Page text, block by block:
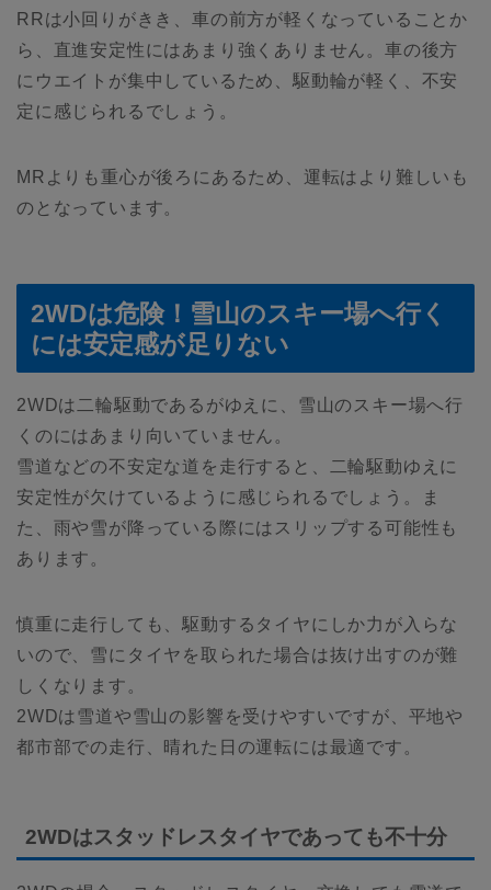
RRは小回りがきき、車の前方が軽くなっていることか
ら、直進安定性にはあまり強くありません。車の後方
にウエイトが集中しているため、駆動輪が軽く、不安
定に感じられるでしょう。
MRよりも重心が後ろにあるため、運転はより難しいも
のとなっています。
2WDは危険！雪山のスキー場へ行く
には安定感が足りない
2WDは二輪駆動であるがゆえに、雪山のスキー場へ行
くのにはあまり向いていません。
雪道などの不安定な道を走行すると、二輪駆動ゆえに
安定性が欠けているように感じられるでしょう。ま
た、雨や雪が降っている際にはスリップする可能性も
あります。
慎重に走行しても、駆動するタイヤにしか力が入らな
いので、雪にタイヤを取られた場合は抜け出すのが難
しくなります。
2WDは雪道や雪山の影響を受けやすいですが、平地や
都市部での走行、晴れた日の運転には最適です。
2WDはスタッドレスタイヤであっても不十分